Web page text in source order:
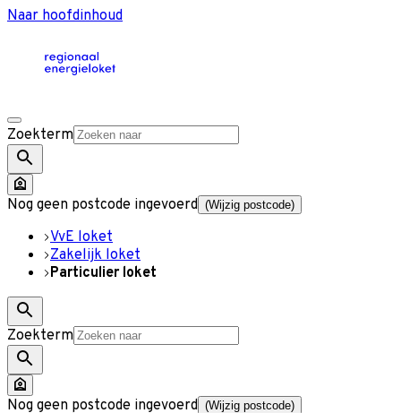
Naar hoofdinhoud
Zoekterm
Nog geen postcode ingevoerd (Wijzig postcode)
VvE loket
Zakelijk loket
Particulier loket
Zoekterm
Nog geen postcode ingevoerd (Wijzig postcode)